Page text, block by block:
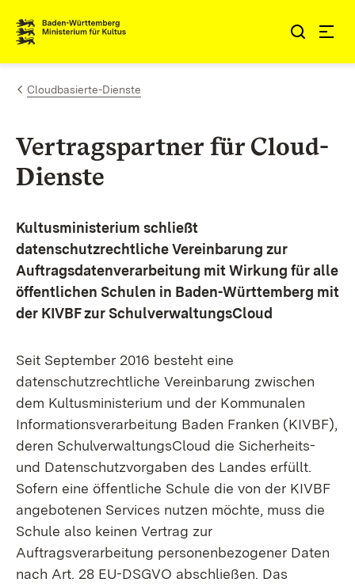
Zum Inhalt springen
Link zur Startseite
Cloudbasierte-Dienste
Vertragspartner für Cloud-
Dienste
Kultusministerium schließt
datenschutzrechtliche Vereinbarung zur
Auftragsdatenverarbeitung mit Wirkung für alle
öffentlichen Schulen in Baden-Württemberg mit
der KIVBF zur SchulverwaltungsCloud
Seit September 2016 besteht eine
datenschutzrechtliche Vereinbarung zwischen
dem Kultusministerium und der Kommunalen
Informationsverarbeitung Baden Franken (KIVBF),
deren SchulverwaltungsCloud die Sicherheits-
und Datenschutzvorgaben des Landes erfüllt.
Sofern eine öffentliche Schule die von der KIVBF
angebotenen Services nutzen möchte, muss die
Schule also keinen Vertrag zur
Auftragsverarbeitung personenbezogener Daten
nach Art. 28 EU-DSGVO abschließen. Das